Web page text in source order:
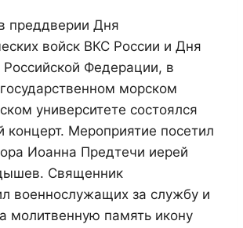
преддверии Дня
войск ВКС России и Дня
Российской Федерации, в
морском
университете состоялся
концерт. Мероприятие посетил
Иоанна Предтечи иерей
Священник
военнослужащих за службу и
молитвенную память икону